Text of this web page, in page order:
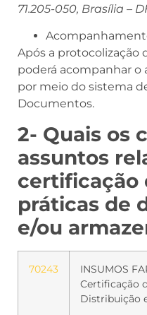
71.205-050, Brasília –
Após a protocolização
poderá acompanhar
por meio do sistema
Documentos.
2- Quais os
assuntos
certificação
práticas de
e/ou
70243
INSUMOS
Certificação
Distribuição